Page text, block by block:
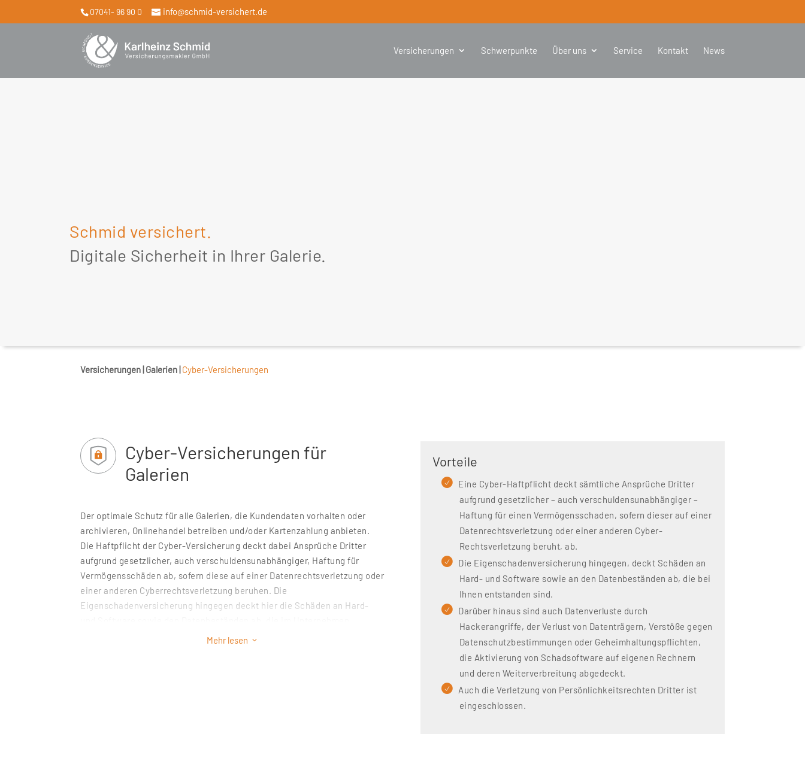
07041- 96 90 0 info@schmid-versichert.de
Versicherungen Schwerpunkte Über uns Service Kontakt News
Schmid versichert.
Digitale Sicherheit in Ihrer Galerie.
Versicherungen | Galerien |Cyber-Versicherungen
Cyber-Versicherungen für
Galerien
Der optimale Schutz für alle Galerien, die Kundendaten vorhalten oder
archivieren, Onlinehandel betreiben und/oder Kartenzahlung anbieten.
Die Haftpflicht der Cyber-Versicherung deckt dabei Ansprüche Dritter
aufgrund gesetzlicher, auch verschuldensunabhängiger, Haftung für
Vermögensschäden ab, sofern diese auf einer Datenrechtsverletzung oder
einer anderen Cyberrechtsverletzung beruhen. Die
Eigenschadenversicherung hingegen deckt hier die Schäden an Hard-
Mehr lesen 3
Vorteile
Eine Cyber-Haftpflicht deckt sämtliche Ansprüche Dritter
aufgrund gesetzlicher – auch verschuldensunabhängiger –
Haftung für einen Vermögensschaden, sofern dieser auf einer
Datenrechtsverletzung oder einer anderen Cyber-
Rechtsverletzung beruht, ab.
Die Eigenschadenversicherung hingegen, deckt Schäden an
Hard- und Software sowie an den Datenbeständen ab, die bei
Ihnen entstanden sind.
Darüber hinaus sind auch Datenverluste durch
Hackerangriffe, der Verlust von Datenträgern, Verstöße gegen
Datenschutzbestimmungen oder Geheimhaltungspflichten,
die Aktivierung von Schadsoftware auf eigenen Rechnern
und deren Weiterverbreitung abgedeckt.
Auch die Verletzung von Persönlichkeitsrechten Dritter ist
eingeschlossen.